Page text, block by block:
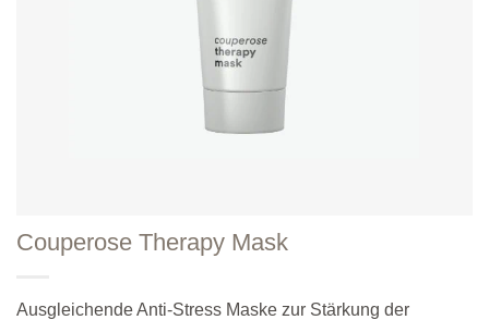
Couperose Therapy Mask
Ausgleichende Anti-Stress Maske zur Stärkung der